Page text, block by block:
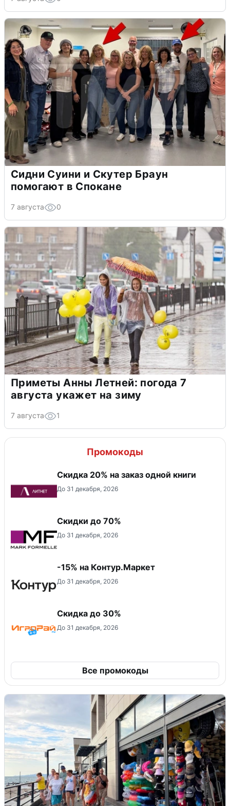
Сидни Суини и Скутер Браун
помогают в Спокане
7 августа 0
Приметы Анны Летней: погода 7
августа укажет на зиму
7 августа 1
Промокоды
Скидка 20% на заказ одной книги
До 31 декабря, 2026
Скидки до 70%
До 31 декабря, 2026
-15% на Контур.Маркет
До 31 декабря, 2026
Скидка до 30%
До 31 декабря, 2026
Все промокоды